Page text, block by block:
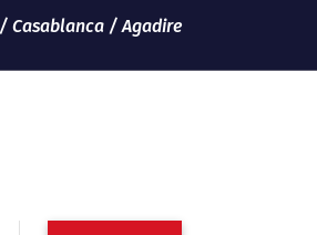
Casablanca / Agadire